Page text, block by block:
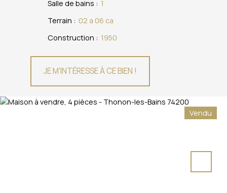
Salle de bains : 1
Terrain : 02 a 06 ca
Construction : 1950
JE M'INTÉRESSE À CE BIEN !
Vendu